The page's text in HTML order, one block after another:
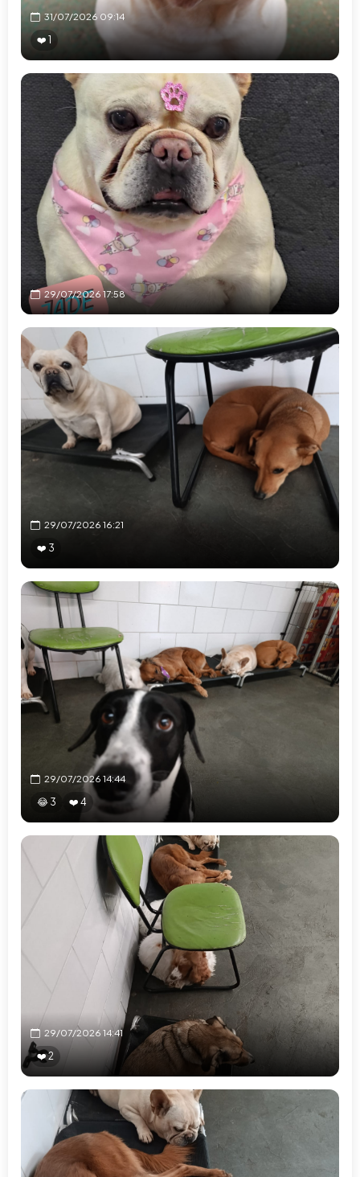
31/07/2026 09:14
❤️ 1
29/07/2026 17:58
29/07/2026 16:21
❤️ 3
29/07/2026 14:44
😂 3
❤️ 4
29/07/2026 14:41
❤️ 2